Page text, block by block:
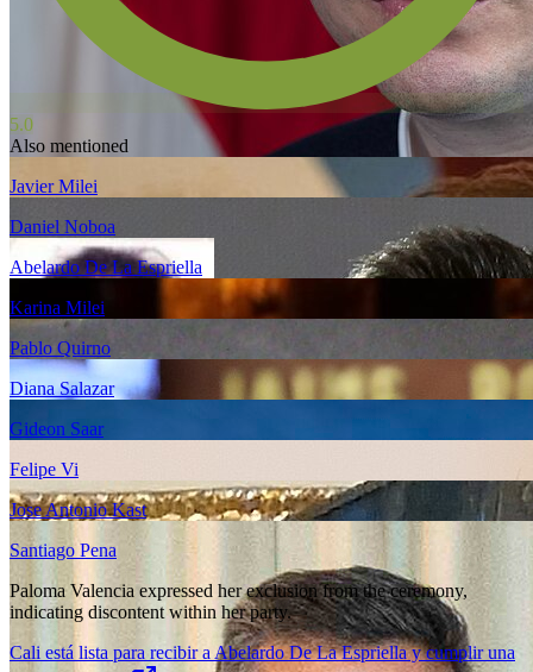
5.0
Also mentioned
Javier Milei
Daniel Noboa
Abelardo De La Espriella
Karina Milei
Pablo Quirno
Diana Salazar
Gideon Saar
Felipe Vi
Jose Antonio Kast
Santiago Pena
Paloma Valencia expressed her exclusion from the ceremony,
indicating discontent within her party.
Cali está lista para recibir a Abelardo De La Espriella y cumplir una